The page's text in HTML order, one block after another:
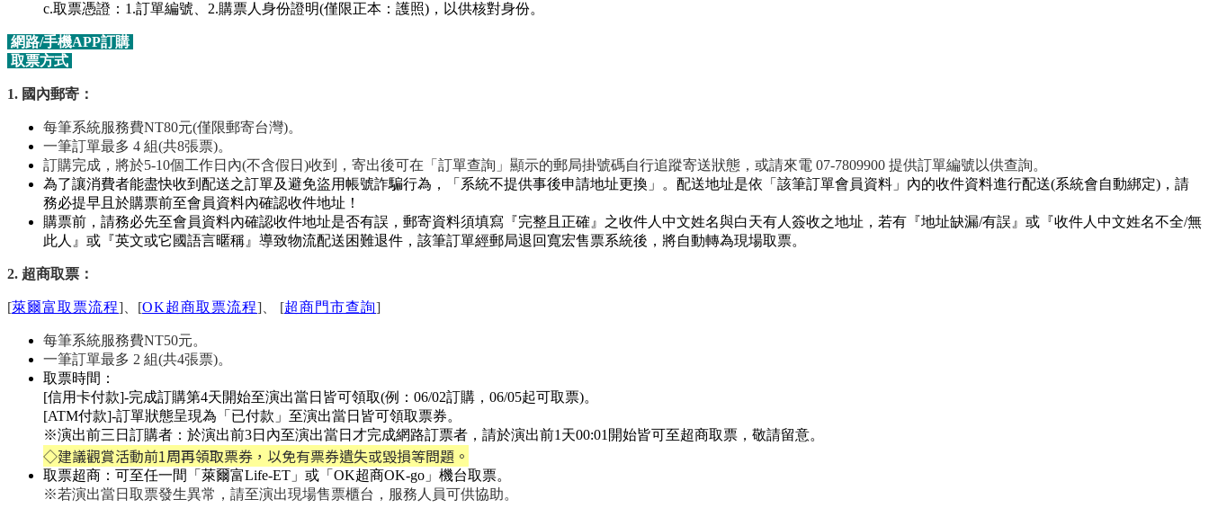
c.取票憑證：1.訂單編號、2.購票人身份證明(僅限正本：護照)，以供核對身份。
網路/手機APP訂購
取票方式
1. 國內郵寄：
每筆系統服務費NT80元(僅限郵寄台灣)。
一筆訂單最多 4 組(共8張票)。
訂購完成，將於5-10個工作日內(不含假日)收到，寄出後可在「訂單查詢」顯示的郵局掛號碼自行追蹤寄送狀態，或請來電 07-7809900 提供訂單編號以供查詢。
為了讓消費者能盡快收到配送之訂單及避免盜用帳號詐騙行為，「系統不提供事後申請地址更換」。配送地址是依「該筆訂單會員資料」內的收件資料進行配送(系統會自動綁定)，請
務必提早且於購票前至會員資料內確認收件地址！
購票前，請務必先至會員資料內確認收件地址是否有誤，郵寄資料須填寫『完整且正確』之收件人中文姓名與白天有人簽收之地址，若有『地址缺漏/有誤』或『收件人中文姓名不全/無
此人』或『英文或它國語言暱稱』導致物流配送困難退件，該筆訂單經郵局退回寬宏售票系統後，將自動轉為現場取票。
2. 超商取票：
[萊爾富取票流程]、[OK超商取票流程]、 [超商門市查詢]
每筆系統服務費NT50元。
一筆訂單最多 2 組(共4張票)。
取票時間：
[信用卡付款]-完成訂購第4天開始至演出當日皆可領取(例：06/02訂購，06/05起可取票)。
[ATM付款]-訂單狀態呈現為「已付款」至演出當日皆可領取票券。
※演出前三日訂購者：於演出前3日內至演出當日才完成網路訂票者，請於演出前1天00:01開始皆可至超商取票，敬請留意。
◇建議觀賞活動前1周再領取票券，以免有票券遺失或毀損等問題。
取票超商：可至任一間「萊爾富Life-ET」或「OK超商OK-go」機台取票。
※若演出當日取票發生異常，請至演出現場售票櫃台，服務人員可供協助。